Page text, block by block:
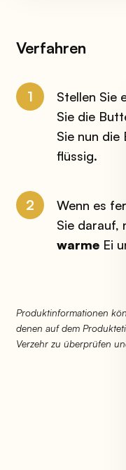
Verfahren
1 Stellen Sie
Sie die
Sie nun die
flüssig.
2 Wenn es
Sie darauf,
warmeEi
Produktinformationen
denen auf dem
Verzehr zu überprüfen